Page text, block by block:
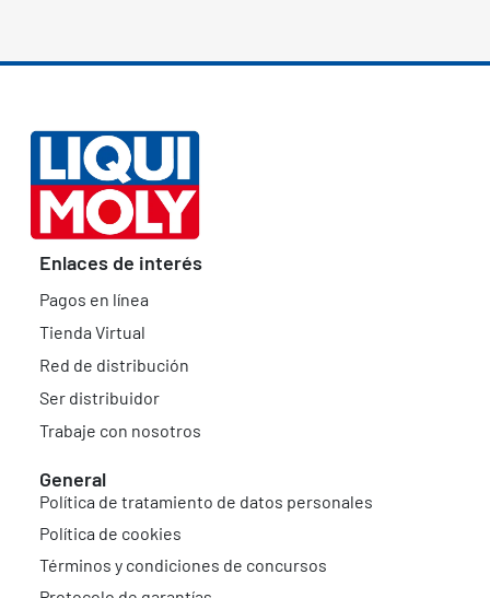
Enlaces de interés
Pagos en línea
Tienda Virtual
Red de distribución
Ser distribuidor
Trabaje con nosotros
General
Política de tratamiento de datos personales
Política de cookies
Términos y condiciones de concursos